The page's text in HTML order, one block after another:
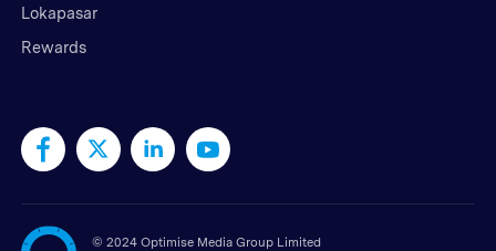
Lokapasar
Rewards
© 2024 Optimise Media Group Limited